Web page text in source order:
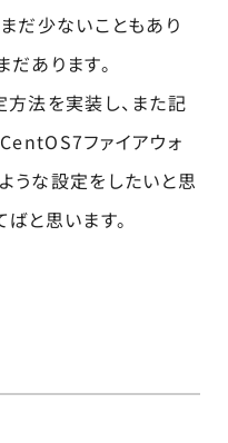
だ少ないこともあり
あります。
法を実装し、また記
ファイアウォ
うな設定をしたいと思
と思います。